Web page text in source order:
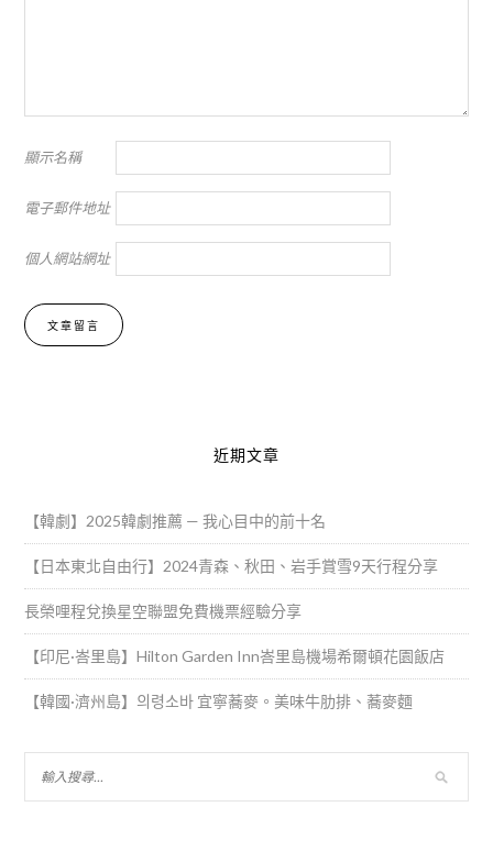
顯示名稱
電子郵件地址
個人網站網址
近期文章
【韓劇】2025韓劇推薦 — 我心目中的前十名
【日本東北自由行】2024青森、秋田、岩手賞雪9天行程分享
長榮哩程兌換星空聯盟免費機票經驗分享
【印尼·峇里島】Hilton Garden Inn峇里島機場希爾頓花園飯店
【韓國·濟州島】의령소바 宜寧蕎麥。美味牛肋排、蕎麥麵